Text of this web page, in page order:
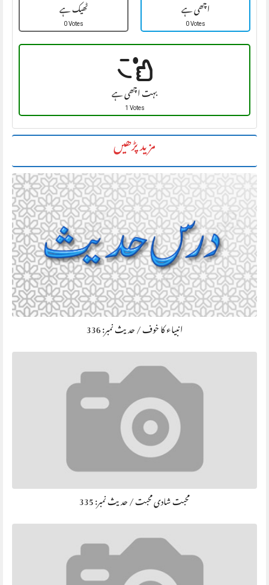
ٹھیک ہے
0 Votes اچھی ہے
0 Votes
بہت اچھی ہے
1 Votes
مزید پڑھیں
انبیاء کا خوف / حديث نمبر: 336
محبت شادی محبت / حديث نمبر: 335